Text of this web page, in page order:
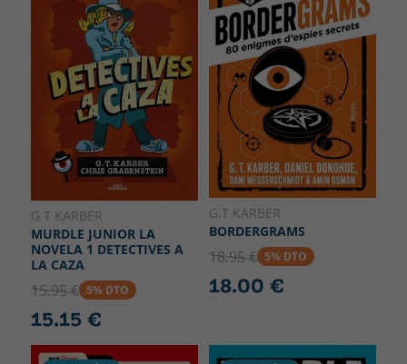
G T KARBER
MURDLE JUNIOR LA
NOVELA 1 DETECTIVES A
LA CAZA
15.95 € 5% DTO
15.15 €
G.T KARBER
BORDERGRAMS
18.95 € 5% DTO
18.00 €